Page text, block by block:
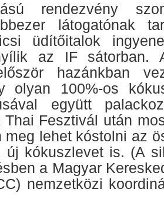
rendezvény
látogatónak
üdítőitalok
az IF sátorban.
hazánkban
olyan 100%-os
együtt
Thai Fesztivál után
meg lehet kóstolni az
új kókuszlevet is. (A
a Magyar
nemzetközi